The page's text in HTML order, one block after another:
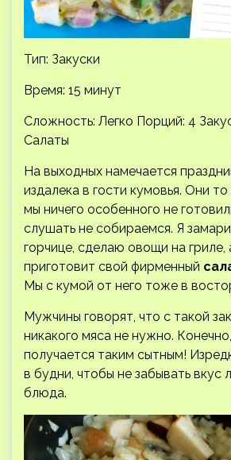
Тип: Закуски
Время: 15 минут
Сложность: Легко Порций: 4
Салаты
На выходных намечается
издалека в гости кумовья. Они то
мы ничего особенного не
слушать не собираемся. Я
горчице, сделаю овощи на
приготовит свой фирменный
Мы с кумой от него тоже в
Мужчины говорят, что с такой
никакого мяса не нужно.
получается таким сытным!
в будни, чтобы не забывать вкус
блюда.